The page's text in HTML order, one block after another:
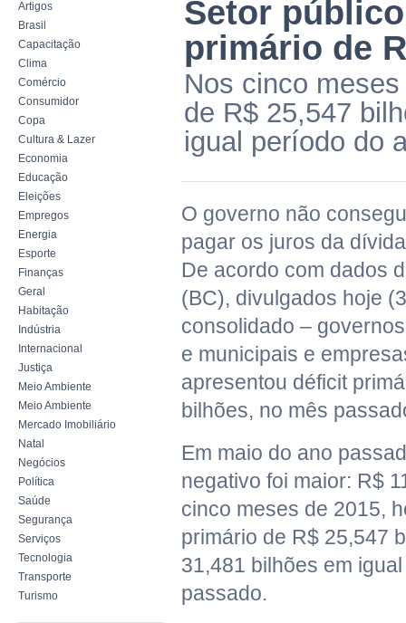
Artigos
Brasil
Capacitação
Clima
Comércio
Consumidor
Copa
Cultura & Lazer
Economia
Educação
Eleições
Empregos
Energia
Esporte
Finanças
Geral
Habitação
Indústria
Internacional
Justiça
Meio Ambiente
Meio Ambiente
Mercado Imobiliário
Natal
Negócios
Política
Saúde
Segurança
Serviços
Tecnologia
Transporte
Turismo
Setor
primário de
Nos cinco
de R$ 25,547
igual período do
O governo não
pagar os juros da
De acordo com dados
(BC), divulgados hoje
consolidado –
e municipais e
apresentou déficit
bilhões, no mês
Em maio do ano
negativo foi maior: R$
cinco meses de 2015,
primário de R$ 25,547
31,481 bilhões em
passado.